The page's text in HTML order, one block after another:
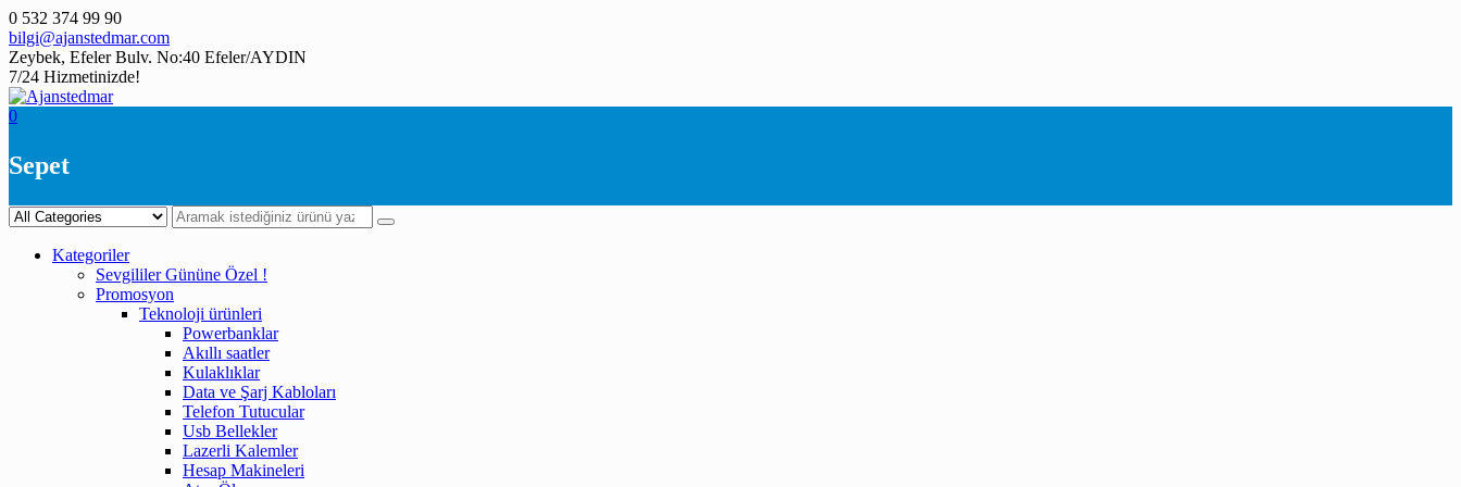
Skip
to
content
0 532 374 99 90
bilgi@ajanstedmar.com
Zeybek, Efeler Bulv. No:40 Efeler/AYDIN
7/24 Hizmetinizde!
0
Sepet
Kategoriler
Sevgililer Gününe Özel !
Promosyon
Teknoloji ürünleri
Powerbanklar
Akıllı saatler
Kulaklıklar
Data ve Şarj Kabloları
Telefon Tutucular
Usb Bellekler
Lazerli Kalemler
Hesap Makineleri